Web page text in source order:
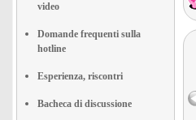
video
Domande frequenti sulla
hotline
Esperienza, riscontri
Bacheca di discussione